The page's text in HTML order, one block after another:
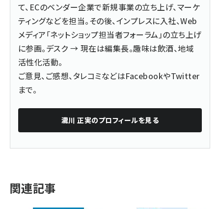
て、ECのベンダー企業で新規事業の立ち上げ、マーケ
ティングなどを担当。その後、インプレスに入社、Web
メディア「ネットショップ担当者フォーラム」の立ち上げ
に参画。デスク → 現在は編集長。趣味は飲酒、地域
活性化活動。
ご意見、ご感想、タレコミなどはFacebookやTwitter
まで。
瀧川 正実のプロフィールを見る
関連記事